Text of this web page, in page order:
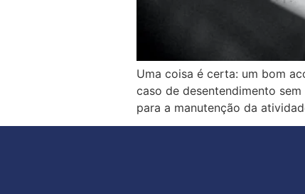
Uma coisa é certa: um bom
caso de desentendimento
para a manutenção da